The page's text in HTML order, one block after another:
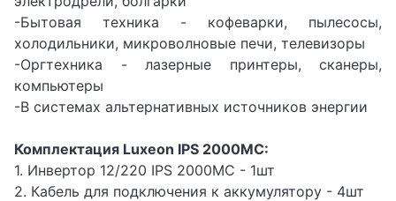
-Бытовая техника - кофеварки, пылесосы,
холодильники, микроволновые печи, телевизоры
-Оргтехника - лазерные принтеры, сканеры,
компьютеры
-В системах альтернативных источников энергии
Комплектация Luxeon IPS 2000MC:
1. Инвертор 12/220 IPS 2000MC - 1шт
2. Кабель для подключения к аккумулятору - 4шт